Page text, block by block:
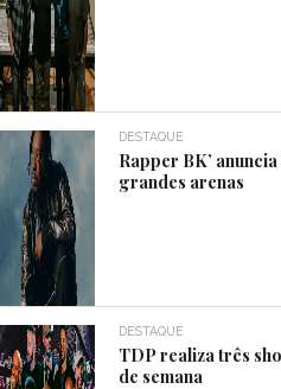
DESTAQUE
Rapper BK’
grandes arenas
DESTAQUE
TDP realiza três
de semana